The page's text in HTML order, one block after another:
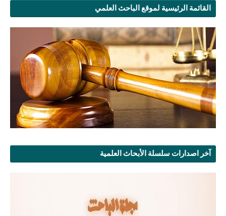
القائمة الرئيسية لموقع الباحث العلمي
آخر اصدارات سلسلة الأبحاث العلمية